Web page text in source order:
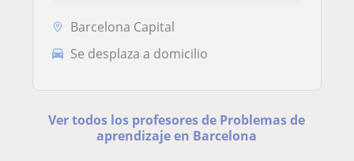
Barcelona Capital
Se desplaza a domicilio
Ver todos los profesores de Problemas de
aprendizaje en Barcelona